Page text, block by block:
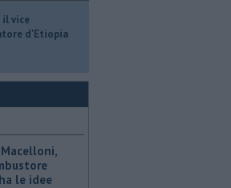
il vice
d'Etiopia
Macelloni,
le idee